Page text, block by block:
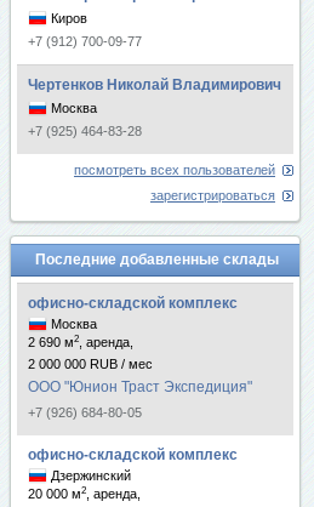
Киров
+7 (912) 700-09-77
Чертенков Николай Владимирович
Москва
+7 (925) 464-83-28
посмотреть всех пользователей
зарегистрироваться
Последние добавленные склады
офисно-складской комплекс
Москва
2 690 м2
, аренда,
2 000 000 RUB / мес
ООО "Юнион Траст Экспедиция"
+7 (926) 684-80-05
офисно-складской комплекс
Дзержинский
20 000 м2
, аренда,